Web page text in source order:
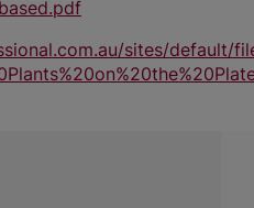
sites/default/